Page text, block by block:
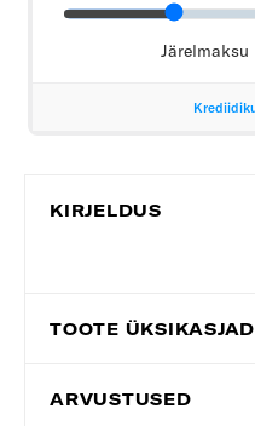
KIRJELDUS
TOOTE ÜKSIKASJAD
ARVUSTUSED